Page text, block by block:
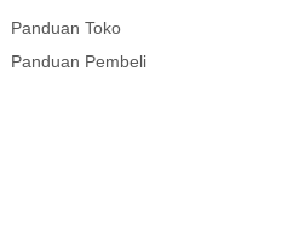
Panduan Toko
Panduan Pembeli